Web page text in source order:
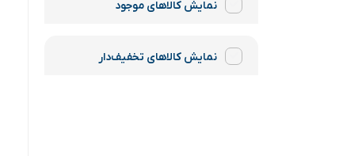
نمایش کالاهای موجود
نمایش کالاهای تخفیف‌دار